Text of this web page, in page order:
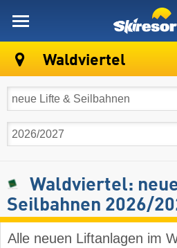
Waldviertel
Waldviertel:
Seilbahnen 2026/
Alle neuen Liftanlagen im